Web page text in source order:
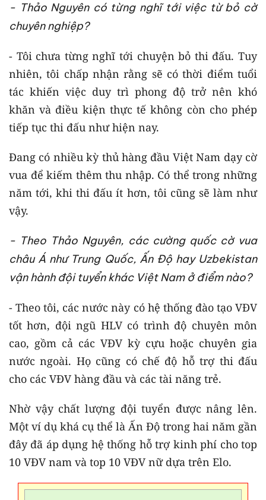
- Thảo Nguyên có từng nghĩ tới việc từ bỏ cờ
chuyên nghiệp?
- Tôi chưa từng nghĩ tới chuyện bỏ thi đấu. Tuy
nhiên, tôi chấp nhận rằng sẽ có thời điểm tuổi
tác khiến việc duy trì phong độ trở nên khó
khăn và điều kiện thực tế không còn cho phép
tiếp tục thi đấu như hiện nay.
Đang có nhiều kỳ thủ hàng đầu Việt Nam dạy cờ
vua để kiếm thêm thu nhập. Có thể trong những
năm tới, khi thi đấu ít hơn, tôi cũng sẽ làm như
vậy.
- Theo Thảo Nguyên, các cường quốc cờ vua
châu Á như Trung Quốc, Ấn Độ hay Uzbekistan
vận hành đội tuyển khác Việt Nam ở điểm nào?
- Theo tôi, các nước này có hệ thống đào tạo VĐV
tốt hơn, đội ngũ HLV có trình độ chuyên môn
cao, gồm cả các VĐV kỳ cựu hoặc chuyên gia
nước ngoài. Họ cũng có chế độ hỗ trợ thi đấu
cho các VĐV hàng đầu và các tài năng trẻ.
Nhờ vậy chất lượng đội tuyển được nâng lên.
Một ví dụ khá cụ thể là Ấn Độ trong hai năm gần
đây đã áp dụng hệ thống hỗ trợ kinh phí cho top
10 VĐV nam và top 10 VĐV nữ dựa trên Elo.